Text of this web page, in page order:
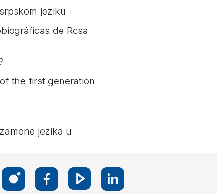
jeziku
de Rosa
the first generation
jezika u